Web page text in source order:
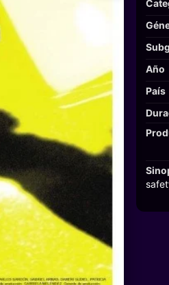
Año
País